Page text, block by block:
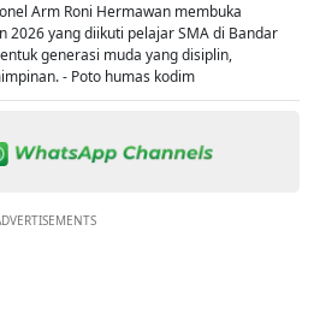
Arm Roni Hermawan membuka
2026 yang diikuti pelajar SMA di Bandar
generasi muda yang disiplin,
- Poto humas kodim